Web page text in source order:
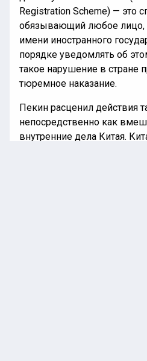
Registration Scheme) — это
обязывающий любое лицо,
имени иностранного
порядке уведомлять об
такое нарушение в стране
тюремное наказание.
Пекин расценил действия
непосредственно как
внутренние дела Китая.